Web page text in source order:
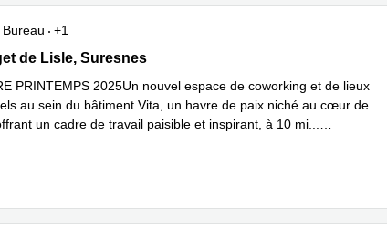
Bureau
+1
de Lisle, Suresnes
de Lisle, Suresnes
PRINTEMPS 2025Un nouvel espace de coworking et de lieux
au sein du bâtiment Vita, un havre de paix niché au cœur de
un cadre de travail paisible et inspirant, à 10 mi